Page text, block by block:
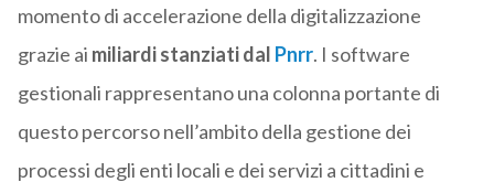
momento di accelerazione della digitalizzazione
grazie ai miliardi stanziati dal Pnrr. I software
gestionali rappresentano una colonna portante di
questo percorso nell’ambito della gestione dei
processi degli enti locali e dei servizi a cittadini e